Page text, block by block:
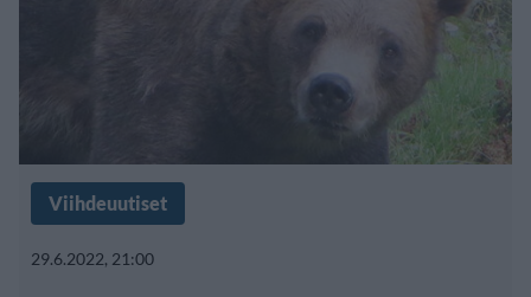
Viihdeuutiset
29.6.2022, 21:00